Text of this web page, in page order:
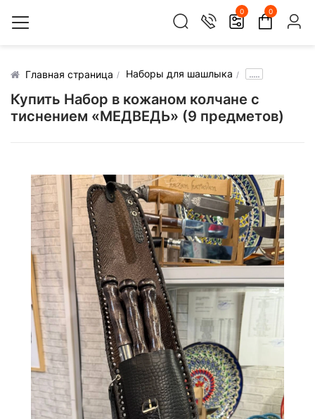
0 0
Главная страница Наборы для шашлыка .....
Купить Набор в кожаном колчане с
тиснением «МЕДВЕДЬ» (9 предметов)